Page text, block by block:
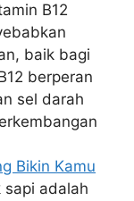
B12
baik bagi
berperan
sel darah
Bikin Kamu
sapi adalah